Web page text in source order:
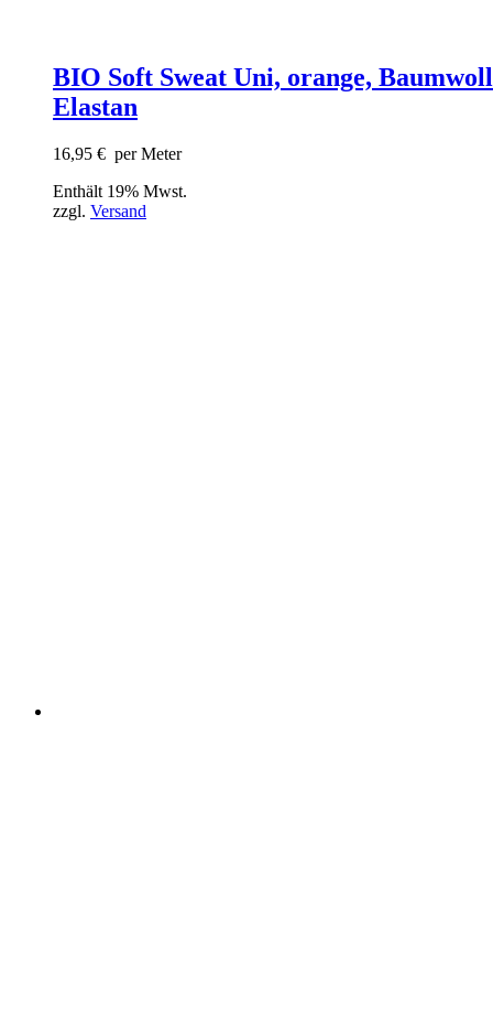
BIO Soft Sweat Uni, orange,
Elastan
16,95 € per Meter
Enthält 19% Mwst.
zzgl. Versand